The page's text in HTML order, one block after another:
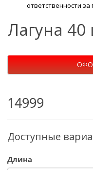
ответственности
Лагуна
14999
Доступные
Длина